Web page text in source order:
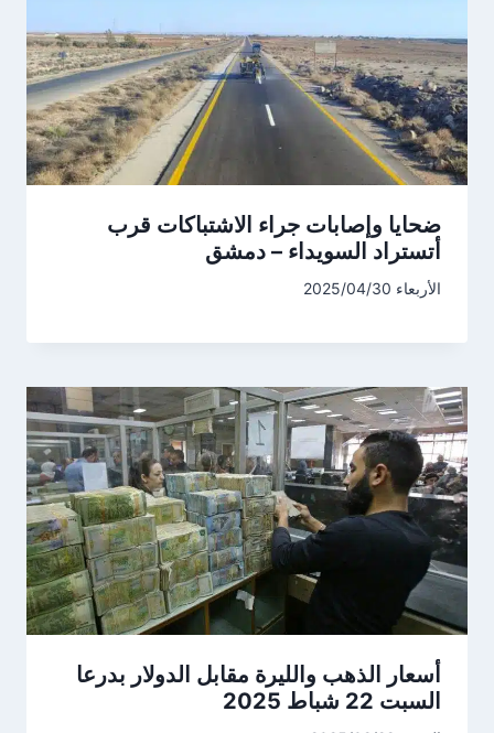
ضحايا وإصابات جراء الاشتباكات قرب
أتستراد السويداء – دمشق
الأربعاء 2025/04/30
أسعار الذهب والليرة مقابل الدولار بدرعا
السبت 22 شباط 2025